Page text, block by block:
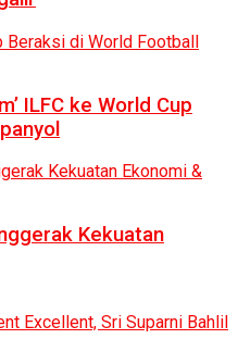
ILFC ke World Cup
Kekuatan